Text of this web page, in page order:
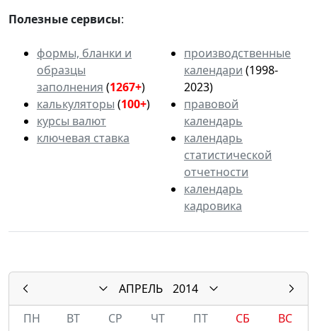
Полезные сервисы:
формы, бланки и
образцы
заполнения (1267+)
калькуляторы (100+)
курсы валют
ключевая ставка
производственные
календари (1998-
2023)
правовой
календарь
календарь
статистической
отчетности
календарь
кадровика
АПРЕЛЬ
2014
ПН
ВТ СР ЧТ ПТ СБ
ВС